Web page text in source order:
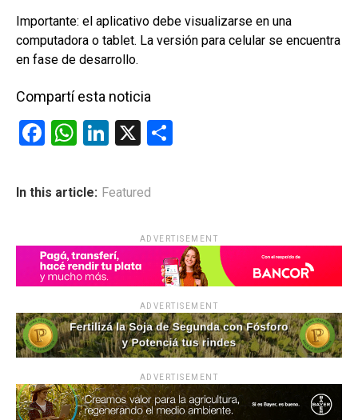
Importante: el aplicativo debe visualizarse en una
computadora o tablet. La versión para celular se encuentra
en fase de desarrollo.
Compartí esta noticia
F
ce
o
k
W
at
p
p
Li
ke
X
ar
tir
In this article: Featured
ADVERTISEMENT
ADVERTISEMENT
ADVERTISEMENT